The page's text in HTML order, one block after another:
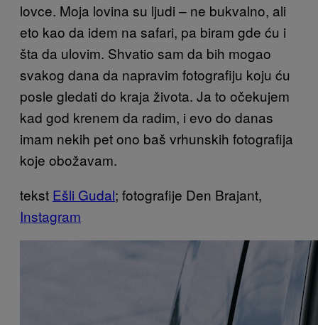
lovce. Moja lovina su ljudi – ne bukvalno, ali
eto kao da idem na safari, pa biram gde ću i
šta da ulovim. Shvatio sam da bih mogao
svakog dana da napravim fotografiju koju ću
posle gledati do kraja života. Ja to očekujem
kad god krenem da radim, i evo do danas
imam nekih pet ono baš vrhunskih fotografija
koje obožavam.
tekst Ešli Gudal; fotografije Den Brajant,
Instagram